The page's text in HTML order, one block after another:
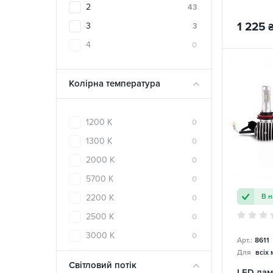
3 3
3.5
4.5 0
5 3
6.5 0
6 0
8.2 0
8 0
9 0
2 43
3 3
4 0
Колірна температура
1200 K 0
1300 K 0
2000 K 0
5700 K 0
2200 K 0
2500 K 0
3000 K 0
3200 K 0
Світловий потік
1 225 ₴
В
Арт.: 8611
Для всіх